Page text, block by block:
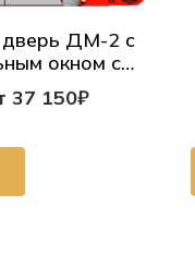
дверь ДМ-2 с
окном с
37 150₽